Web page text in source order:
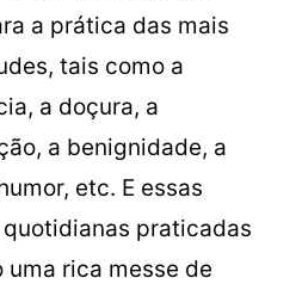
a prática das mais
tais como a
a doçura, a
a benignidade, a
etc. E essas
praticadas
rica messe de